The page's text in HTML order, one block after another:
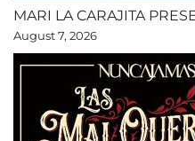
MARI LA CARAJITA
August 7, 2026